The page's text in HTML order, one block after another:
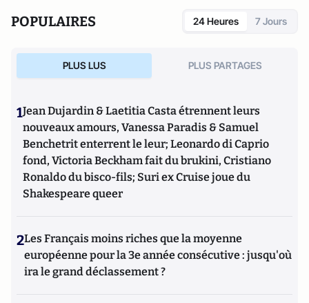
POPULAIRES 24 Heures 7 Jours
PLUS LUS PLUS PARTAGES
1Jean Dujardin & Laetitia Casta étrennent leurs
nouveaux amours, Vanessa Paradis & Samuel
Benchetrit enterrent le leur; Leonardo di Caprio
fond, Victoria Beckham fait du brukini, Cristiano
Ronaldo du bisco-fils; Suri ex Cruise joue du
Shakespeare queer
2Les Français moins riches que la moyenne
européenne pour la 3e année consécutive : jusqu'où
ira le grand déclassement ?